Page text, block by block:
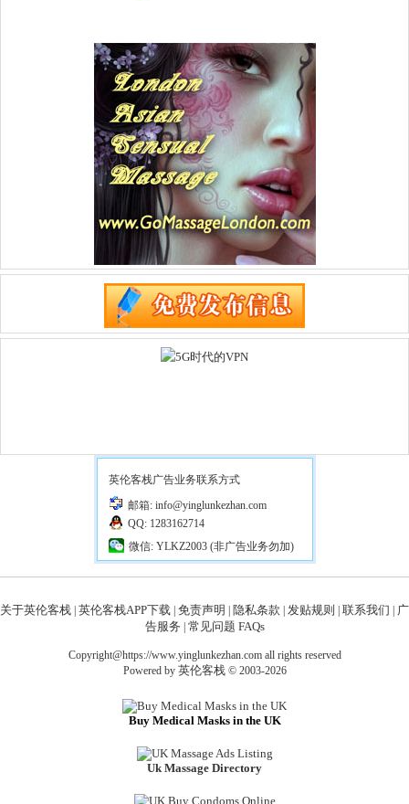
英伦客栈广告业务联系方式
邮箱: info@yinglunkezhan.com
QQ: 1283162714
微信: YLKZ2003 (非广告业务勿加)
关于英伦客栈 英伦客栈APP下载 免责声明 隐私条款 发贴规则 联系我们
广
告服务 常见问题 FAQs
Copyright@https://www.yinglunkezhan.com all rights reserved
Powered by 英伦客栈 © 2003-2026
Buy Medical Masks in the UK
Uk Massage Directory